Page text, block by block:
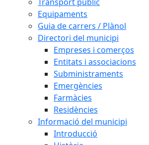
Equipaments
Guia de carrers / Plànol
Directori del municipi
Empreses i comerços
Entitats i associacions
Subministraments
Emergències
Farmàcies
Residències
Informació del municipi
Introducció